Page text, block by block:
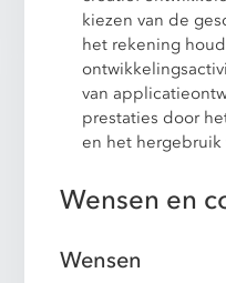
kiezen van de
het rekening
van
prestaties door
en het hergebruik
Wensen en
Wensen